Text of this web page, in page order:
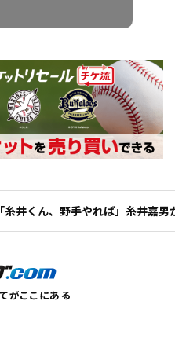
「糸井くん、野手やれば」糸井嘉